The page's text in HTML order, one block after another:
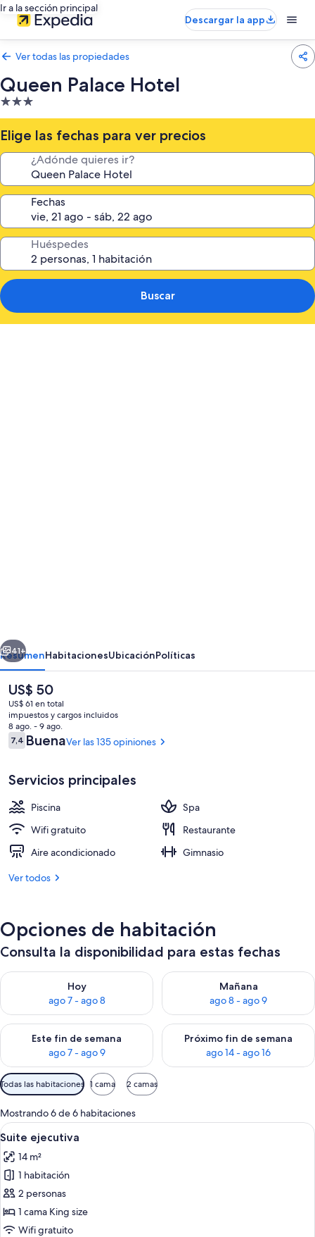
Ir a la sección principal
Descargar la app
Ver todas las propiedades
Queen Palace Hotel
Propiedad
de
3.0
estrellas
Elige las fechas para ver precios
¿Adónde quieres ir?
Fechas
Huéspedes
Buscar
Una piscina al aire libre
Siguiente
41+
ResumenHabitacionesUbicaciónPolíticas
El
precio
actual
es
de
US$ 50
US$ 50
US$ 61 en total
impuestos y cargos incluidos
8 ago. - 9 ago.
Opiniones
7,47,4 de 10
BuenaVer las 135 opiniones
Servicios principales
Piscina
Spa
Wifi gratuito
Restaurante
Aire acondicionado
Gimnasio
Ver todos
Opciones de habitación
Consulta la disponibilidad para estas fechas
Hoy
ago 7 - ago 8
Consulta la disponibilidad para hoy ago 7 - ago 8
Mañana
ago 8 - ago 9
Consulta la disponibilidad
Este fin de semana
ago 7 - ago 9
Consulta la disponibilidad para este fin de semana ago 7 -
Próximo fin de semana
ago 14 - ago 16
Consulta la disponibilidad
Filtros
disponibles
para
las
habitaciones
Todas las habitaciones 1 cama 2 camas
Mostrando 6 de 6 habitaciones
Ver
todas
las
fotos
de
Suite
ejecutiva
Una habitación de hotel con una
8
Suite ejecutiva
14 m²
1 habitación
2 personas
1 cama King size
Wifi gratuito